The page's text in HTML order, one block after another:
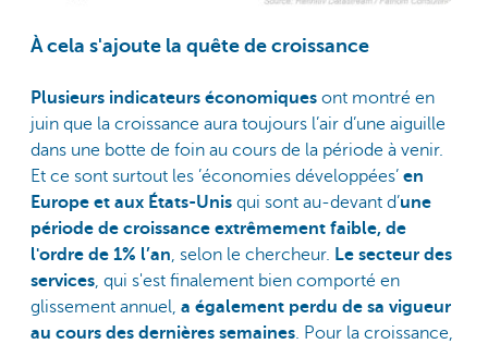
À cela s'ajoute la quête de croissance
Plusieurs indicateurs économiques ont montré en
juin que la croissance aura toujours l’air d’une aiguille
dans une botte de foin au cours de la période à venir.
Et ce sont surtout les ’économies développées’ en
Europe et aux États-Unis qui sont au-devant d’une
période de croissance extrêmement faible, de
l'ordre de 1% l’an, selon le chercheur. Le secteur des
services, qui s'est finalement bien comporté en
glissement annuel, a également perdu de sa vigueur
au cours des dernières semaines. Pour la croissance,